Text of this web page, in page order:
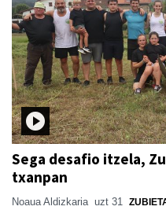
Sega desafio itzela,
txanpan
Noaua Aldizkaria uzt 31